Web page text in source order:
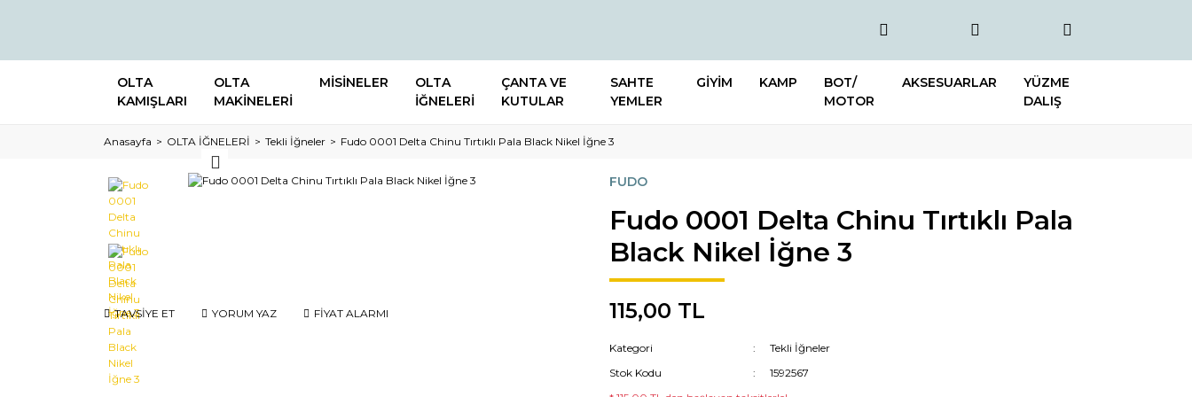
OLTA
KAMIŞLARI
OLTA
MAKİNELERİ
MİSİNELER
OLTA
İĞNELERİ
ÇANTA VE
KUTULAR
SAHTE
YEMLER
GİYİM KAMP
BOT/
MOTOR
AKSESUARLAR
YÜZME
DALIŞ
Anasayfa OLTA İĞNELERİ Tekli İğneler Fudo 0001 Delta Chinu Tırtıklı Pala Black Nikel İğne 3
TAVSİYE ET YORUM YAZ FİYAT ALARMI
FUDO
Fudo 0001 Delta Chinu Tırtıklı Pala
Black Nikel İğne 3
115,00 TL
Kategori
Tekli İğneler
Stok Kodu
1592567